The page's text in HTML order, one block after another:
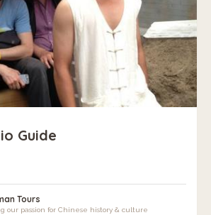
Guide
Tours
our passion for Chinese history & culture